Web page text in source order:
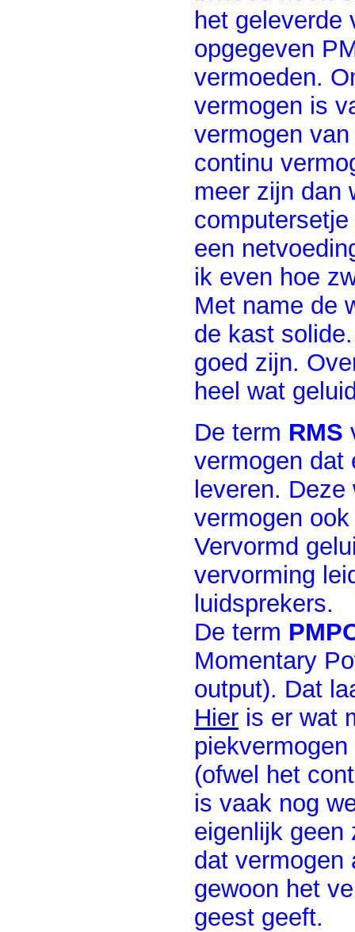
het geleverde
opgegeven
vermoeden.
vermogen is
vermogen
continu
meer zijn dan
een
ik even hoe
Met name de
de kast
goed zijn.
heel wat
De term RMS
vermogen dat
leveren.
vermogen
Vervormd
vervorming
luidsprekers.
De term
Momentary
output). Dat
Hier is er wat
(ofwel het
is vaak nog
eigenlijk geen
dat vermogen
gewoon het
geest geeft.